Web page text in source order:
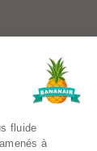
- Assise
fluide
à